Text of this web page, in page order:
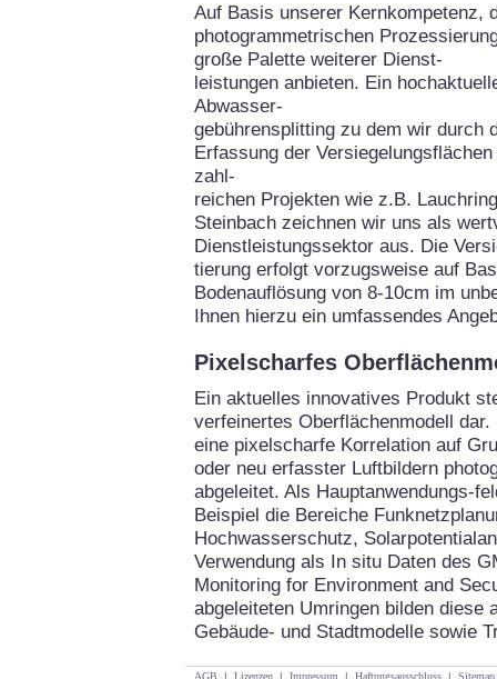
Auf Basis unserer Kernkompetenz,
photogrammetrischen
große Palette weiterer Dienst-
leistungen anbieten. Ein
Abwasser-
gebührensplitting zu dem wir durch
Erfassung der
zahl-
reichen Projekten wie z.B.
Steinbach zeichnen wir uns als
Dienstleistungssektor aus. Die
tierung erfolgt vorzugsweise auf
Bodenauflösung von 8-10cm im
Ihnen hierzu ein umfassendes
Pixelscharfes
Ein aktuelles innovatives Produkt
verfeinertes Oberflächenmodell
eine pixelscharfe Korrelation auf
oder neu erfasster Luftbildern
abgeleitet. Als Hauptanwendungs-
Beispiel die Bereiche
Hochwasserschutz,
Verwendung als In situ Daten des
Monitoring for Environment and
abgeleiteten Umringen bilden diese
Gebäude- und Stadtmodelle sowie
AGB | Lizenzen | Impressum | Haftungsausschluss | Sitemap